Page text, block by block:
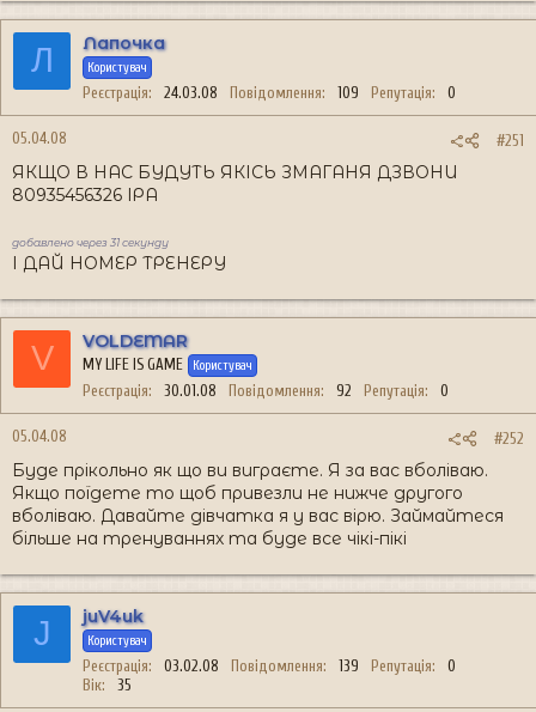
Л Лапочка
Користувач
Реєстрація 24.03.08 Повідомлення 109 Репутація 0
05.04.08 #251
ЯКЩО В НАС БУДУТЬ ЯКІСЬ ЗМАГАНЯ ДЗВОНИ
80935456326 ІРА
добавлено через 31 секунду
І ДАЙ НОМЕР ТРЕНЕРУ
V VOLDEMAR
MY LIFE IS GAME Користувач
Реєстрація 30.01.08 Повідомлення 92 Репутація 0
05.04.08 #252
Буде прікольно як що ви виграєте. Я за вас вболіваю.
Якщо поїдете то щоб привезли не нижче другого
вболіваю. Давайте дівчатка я у вас вірю. Займайтеся
більше на тренуваннях та буде все чікі-пікі
J juV4uk
Користувач
Реєстрація 03.02.08 Повідомлення 139 Репутація
0
Вік
35